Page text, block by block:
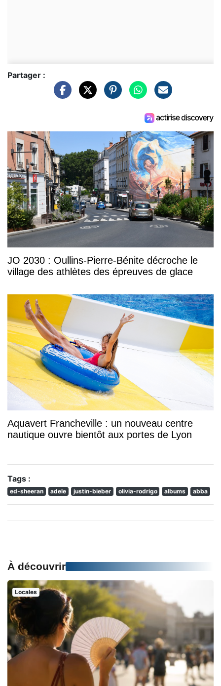
Partager :
JO 2030 : Oullins-Pierre-Bénite décroche le
village des athlètes des épreuves de glace
Aquavert Francheville : un nouveau centre
nautique ouvre bientôt aux portes de Lyon
Tags :
ed-sheeran adele justin-bieber olivia-rodrigo albums abba
À découvrir
Locales